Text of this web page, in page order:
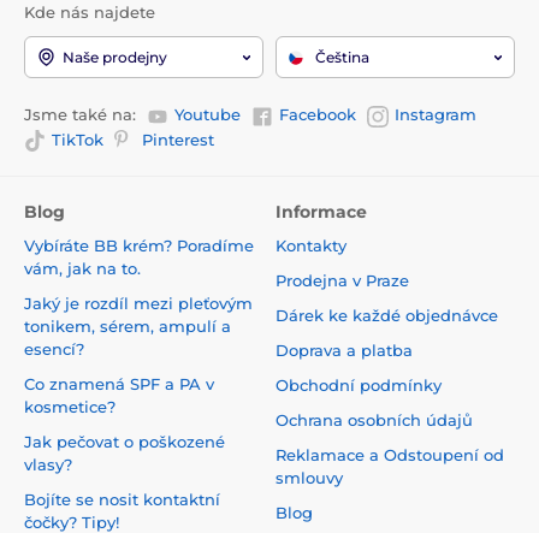
Kde nás najdete
Naše prodejny Čeština
Jsme také na: Youtube Facebook
Instagram
TikTok
Pinterest
Blog
Vybíráte BB krém? Poradíme
vám, jak na to.
Jaký je rozdíl mezi pleťovým
tonikem, sérem, ampulí a
esencí?
Co znamená SPF a PA v
kosmetice?
Jak pečovat o poškozené
vlasy?
Bojíte se nosit kontaktní
čočky? Tipy!
Informace
Kontakty
Prodejna v Praze
Dárek ke každé objednávce
Doprava a platba
Obchodní podmínky
Ochrana osobních údajů
Reklamace a Odstoupení od
smlouvy
Blog